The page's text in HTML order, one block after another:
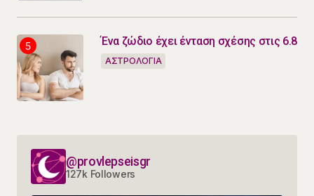
Ένα ζώδιο έχει ένταση σχέσης στις 6.8
ΑΣΤΡΟΛΟΓΙΑ
@provlepseisgr
127k Followers